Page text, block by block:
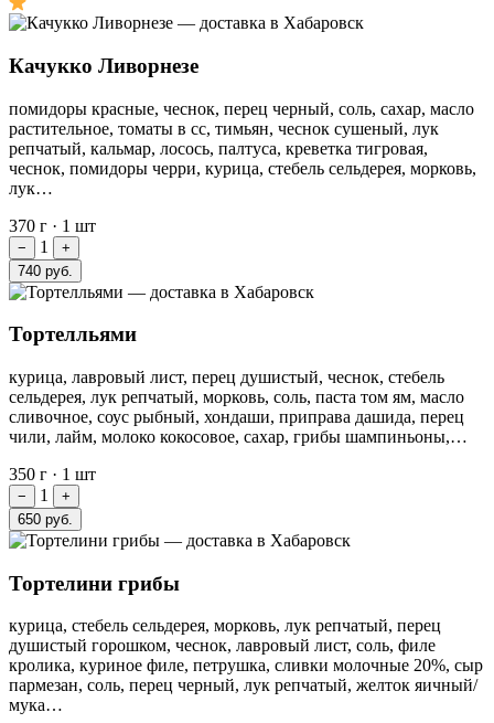
Качукко Ливорнезе
помидоры красные, чеснок, перец черный, соль, сахар, масло
растительное, томаты в сс, тимьян, чеснок сушеный, лук
репчатый, кальмар, лосось, палтуса, креветка тигровая,
чеснок, помидоры черри, курица, стебель сельдерея, морковь,
лук…
370 г · 1 шт
− 1
+
740 руб.
Тортелльями
курица, лавровый лист, перец душистый, чеснок, стебель
сельдерея, лук репчатый, морковь, соль, паста том ям, масло
сливочное, соус рыбный, хондаши, приправа дашида, перец
чили, лайм, молоко кокосовое, сахар, грибы шампиньоны,…
350 г · 1 шт
− 1
+
650 руб.
Тортелини грибы
курица, стебель сельдерея, морковь, лук репчатый, перец
душистый горошком, чеснок, лавровый лист, соль, филе
кролика, куриное филе, петрушка, сливки молочные 20%, сыр
пармезан, соль, перец черный, лук репчатый, желток яичный/
мука…